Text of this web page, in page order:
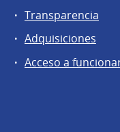
Transparencia
Adquisiciones
Acceso a